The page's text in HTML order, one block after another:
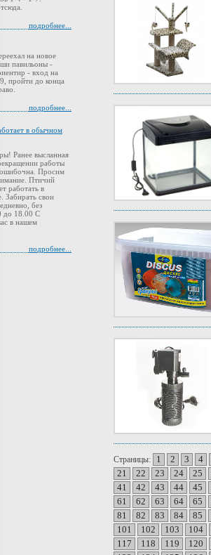
Страницы: 1 2 3 4
21
22 23 24 25
41
42 43 44 45
61
62 63 64 65
81
82 83 84 85
101
102 103 104
117
118 119 120
подробнее...
на новое
павильоны -
- вход на
пройти до конца
подробнее...
в обычном
Ранее высланная
работы
Просим
Птичий
работать в
Забирать свои
без
до 18.00 С
в нашем
подробнее...